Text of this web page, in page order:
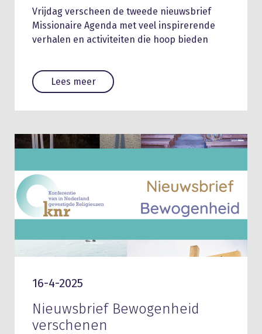
Vrijdag verscheen de tweede nieuwsbrief
Missionaire Agenda met veel inspirerende
verhalen en activiteiten die hoop bieden
Lees meer
16-4-2025
Nieuwsbrief Bewogenheid
verschenen